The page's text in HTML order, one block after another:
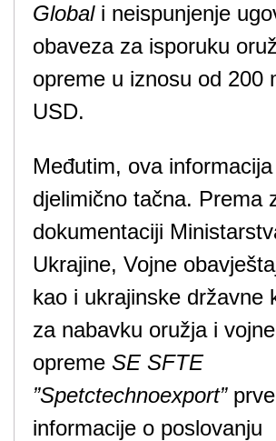
Globali neispunjenje
obaveza za isporuku
opreme u iznosu od 200
USD.
Međutim, ova
djelimično tačna. Prema
dokumentaciji
Ukrajine, Vojne
kao i ukrajinske državne
za nabavku oružja i vojne
opreme SE SFTE
”Spetctechnoexport”prve
informacije o poslovanju